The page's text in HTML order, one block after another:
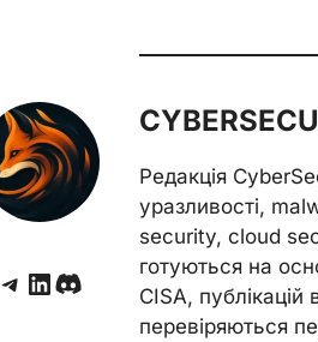
Telegram
LinkedIn
Discord
Редакція
уразливості,
security, cloud
готуються на
CISA, публікацій
перевіряються